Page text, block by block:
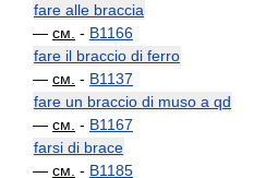
fare alle braccia
— см. - B1166
fare il braccio di ferro
— см. - B1137
fare un braccio di muso a qd
— см. - B1167
farsi di brace
— см. - B1185